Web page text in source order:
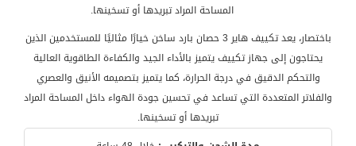
المساحة المراد تبريدها أو تسخينها.
باختصار، يعد تكييف هاير 3 حصان بارد ساخن خيارًا مثاليًا للمستخدمين الذين
يحتاجون إلى جهاز تكييف يتميز بالأداء الجيد والكفاءة الطاقوية العالية
والتحكم الدقيق في درجة الحرارة، كما يتميز بتصميمه الأنيق والعصري
والفلاتر المتعددة التي تساعد في تحسين جودة الهواء داخل المساحة المراد
تبريدها أو تسخينها.